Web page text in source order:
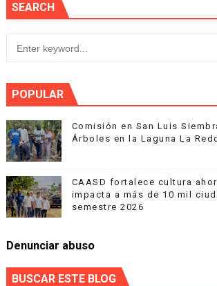
SEARCH
POPULAR
Comisión en San Luis
Árboles en la Laguna La
CAASD fortalece cultura
impacta a más de 10 mil
semestre 2026
Denunciar abuso
BUSCAR ESTE BLOG